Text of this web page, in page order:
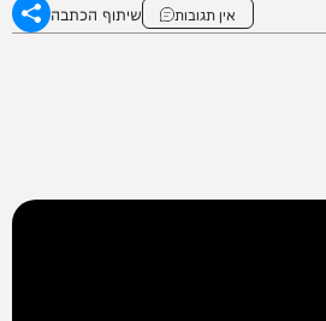
אין תגובות שיתוף הכתבה